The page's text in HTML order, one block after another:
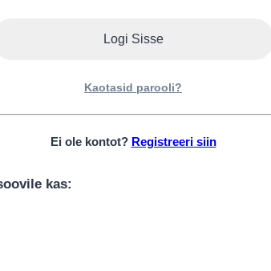
Kirjeldus
armastuse ja pühendumusega.
kas:
Kaotasid parooli?
Ei ole kontot? Registreeri siin